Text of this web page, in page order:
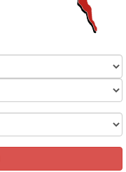
৬ আগস্ট, ২০২৬
প্রতিযোগিতায় নেমেছে :
৬ আগস্ট, ২০২৬
৬ আগস্ট, ২০২৬